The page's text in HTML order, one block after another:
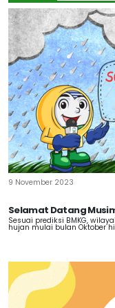
9 November 2023
Selamat Datang
Sesuai prediksi BMKG,
hujan mulai bulan Oktober